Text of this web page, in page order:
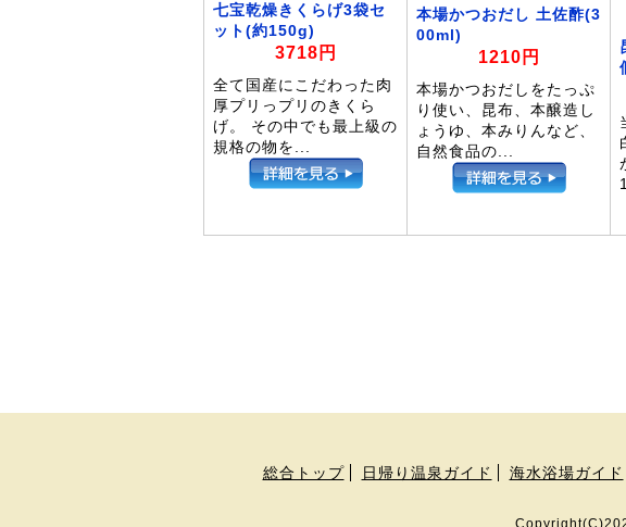
七宝乾燥きくらげ3袋セ
ット(約150g)
3718円
全て国産にこだわった肉
厚プリっプリのきくら
げ。 その中でも最上級の
規格の物を...
本場かつおだし 土佐酢(3
00ml)
1210円
本場かつおだしをたっぷ
り使い、昆布、本醸造し
ょうゆ、本みりんなど、
自然食品の...
総合トップ
日帰り温泉ガイド 海水浴場ガイド